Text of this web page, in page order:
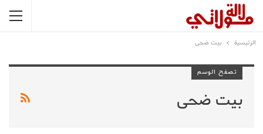
الرئيسية بيت ضحى
تصفح الوسم
بيت ضحى